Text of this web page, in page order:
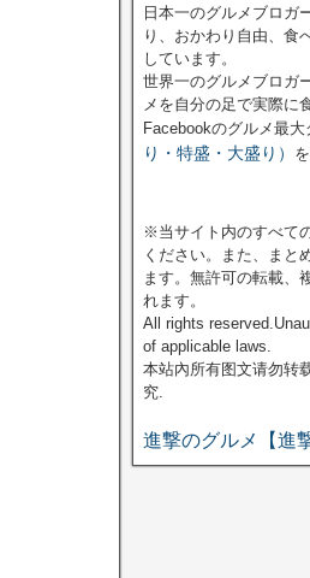
日本一のグルメブロガ
り、おかわり自由、食
しています。
世界一のグルメブロガ
メを自分の足で実際に
Facebookのグルメ最大
り・特盛・大盛り）
※当サイト内のすべて
ください。また、まと
ます。無許可の転載、
れます。
All rights
of applicable laws.
本站內所有图文请勿转
究.
進撃のグルメ【進